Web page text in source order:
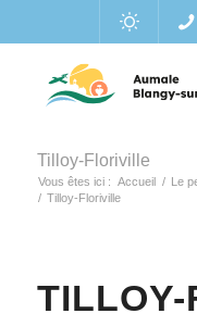
Tilloy-Floriville
Vous êtes ici : Accueil / Le
/ Tilloy-Floriville